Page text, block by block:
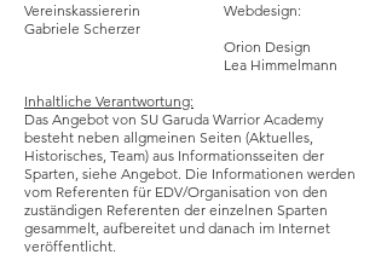
Vereinskassiererin
Gabriele Scherzer
Inhaltliche Verantwortung:
Das Angebot von SU Garuda Warrior Academy
besteht neben allgmeinen Seiten (Aktuelles,
Historisches, Team) aus Informationsseiten der
Sparten, siehe Angebot. Die Informationen werden
vom Referenten für EDV/Organisation von den
zuständigen Referenten der einzelnen Sparten
gesammelt, aufbereitet und danach im Internet
veröffentlicht.
Webdesign:
Orion Design
Lea Himmelmann